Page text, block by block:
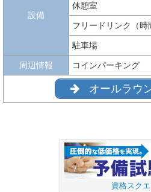
設備
休憩室
フリードリンク（時
駐車場
周辺情報 コインパーキング
オールラウ
資格スク